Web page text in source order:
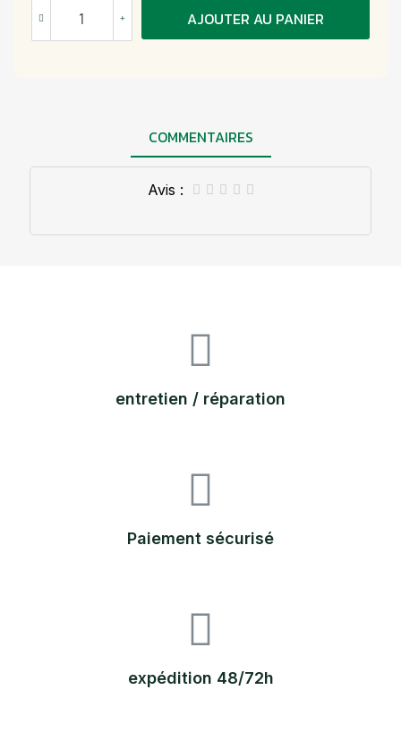
AJOUTER AU PANIER
COMMENTAIRES
Avis :     
entretien / réparation
Paiement sécurisé
expédition 48/72h